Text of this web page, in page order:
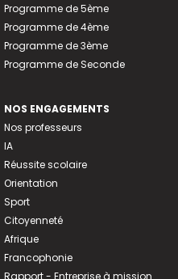
Programme de 5ème
Programme de 4ème
Programme de 3ème
Programme de Seconde
NOS ENGAGEMENTS
Nos professeurs
IA
Réussite scolaire
Orientation
Sport
Citoyenneté
Afrique
Francophonie